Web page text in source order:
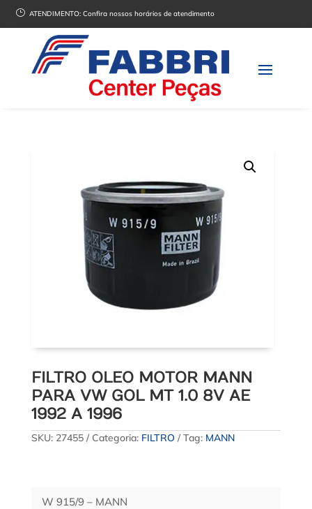
} ATENDIMENTO:Confira nossos horários de atendimento
FILTRO OLEO MOTOR MANN
PARA VW GOL MT 1.0 8V AE
1992 A 1996
SKU: 27455 Categoria: FILTRO Tag: MANN
W 915/9 – MANN